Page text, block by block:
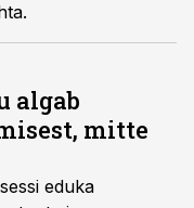
algab
mitte
eduka